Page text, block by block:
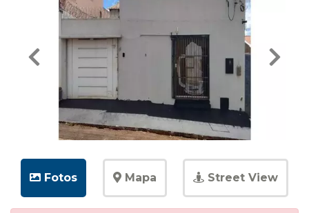
Fotos Mapa Street View